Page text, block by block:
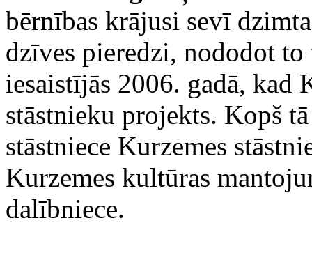
bērnības krājusi sevī
dzīves pieredzi, nododot
iesaistījās 2006. gadā, kad
stāstnieku projekts. Kopš
stāstniece Kurzemes
Kurzemes kultūras
dalībniece.